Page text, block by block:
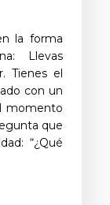
la forma
Llevas
Tienes el
con un
momento
que
“¿Qué